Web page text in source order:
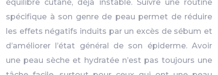
équilibre cutané, déjà instable. Suivre une routine
spécifique à son genre de peau permet de réduire
les effets négatifs induits par un excès de sébum et
d’améliorer l’état général de son épiderme. Avoir
une peau sèche et hydratée n’est pas toujours une